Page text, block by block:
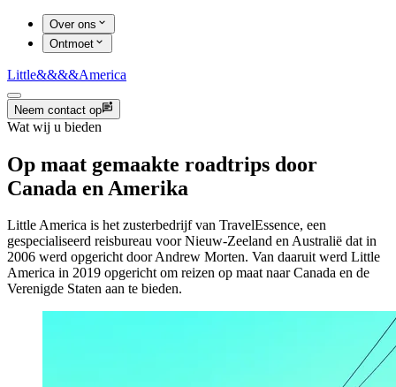
Over ons
Ontmoet
Little&&&&America
Neem contact op
Wat wij u bieden
Op maat gemaakte roadtrips door
Canada en Amerika
Little America is het zusterbedrijf van TravelEssence, een
gespecialiseerd reisbureau voor Nieuw-Zeeland en Australië dat in
2006 werd opgericht door Andrew Morten. Van daaruit werd Little
America in 2019 opgericht om reizen op maat naar Canada en de
Verenigde Staten aan te bieden.